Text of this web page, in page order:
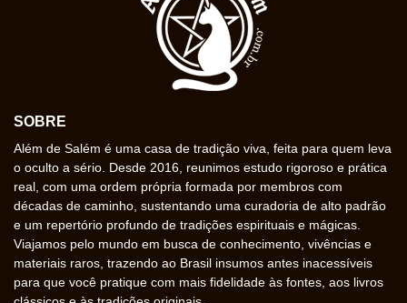
SOBRE
Além de Salém é uma casa de tradição viva, feita para quem leva
o oculto a sério. Desde 2016, reunimos estudo rigoroso e prática
real, com uma ordem própria formada por membros com
décadas de caminho, sustentando uma curadoria de alto padrão
e um repertório profundo de tradições espirituais e mágicas.
Viajamos pelo mundo em busca de conhecimento, vivências e
materiais raros, trazendo ao Brasil insumos antes inacessíveis
para que você pratique com mais fidelidade às fontes, aos livros